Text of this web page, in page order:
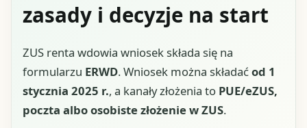
zasady i decyzje na start
ZUS renta wdowia wniosek składa się na
formularzu ERWD. Wniosek można składaćod 1
stycznia 2025 r., a kanały złożenia to PUE/eZUS,
poczta albo osobiste złożenie w ZUS.